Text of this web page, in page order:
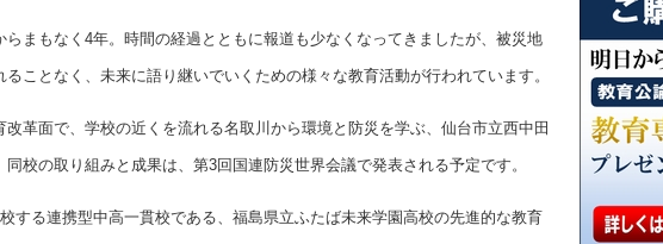
らまもなく4年。時間の経過とともに報道も少なくなってきましたが、被災地
ことなく、未来に語り継いでいくための様々な教育活動が行われています。
改革面で、学校の近くを流れる名取川から環境と防災を学ぶ、仙台市立西中田
校の取り組みと成果は、第3回国連防災世界会議で発表される予定です。
する連携型中高一貫校である、福島県立ふたば未来学園高校の先進的な教育